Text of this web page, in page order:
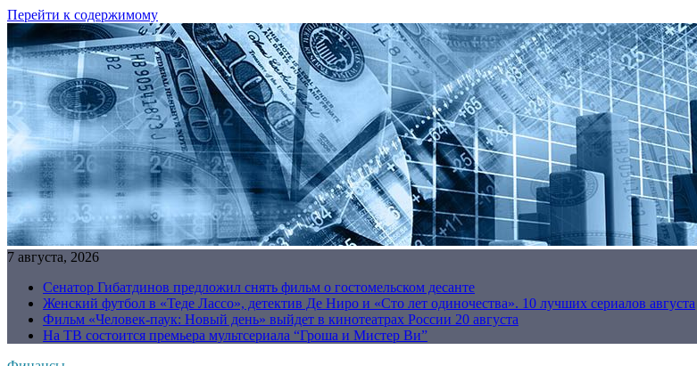
Перейти к содержимому
7 августа, 2026
Сенатор Гибатдинов предложил снять фильм о гостомельском десанте
Женский футбол в «Теде Лассо», детектив Де Ниро и «Сто лет одиночества». 10 лучших сериалов августа
Фильм «Человек-паук: Новый день» выйдет в кинотеатрах России 20 августа
На ТВ состоится премьера мультсериала “Гроша и Мистер Ви”